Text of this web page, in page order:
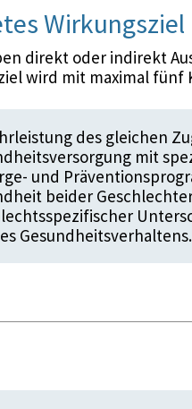
Wirkungsziel
direkt oder indirekt
wird mit maximal
des gleichen
mit
und
beider
Gesundheitsverhaltens.